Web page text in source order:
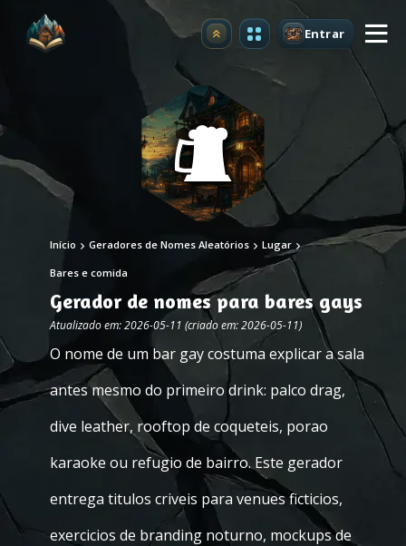
Atualizar Entrar
Início Geradores de Nomes Aleatórios Lugar
Bares e comida
Gerador de nomes para bares gays
Atualizado em: 2026-05-11 (criado em: 2026-05-11)
O nome de um bar gay costuma explicar a sala
antes mesmo do primeiro drink: palco drag,
dive leather, rooftop de coqueteis, porao
karaoke ou refugio de bairro. Este gerador
entrega titulos criveis para venues ficticios,
exercicios de branding noturno, mockups de